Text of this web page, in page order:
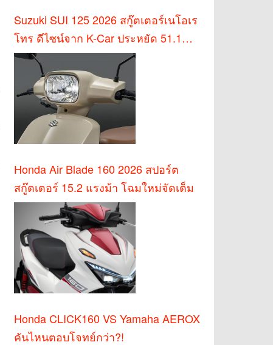
Suzuki SUI 125 2026 สกู๊ตเตอร์เนโอเร
โทร ดีไซน์จาก K-Car ประหยัด 51.1
กม./ล.
Honda Air Blade 160 2026 สปอร์ต
สกู๊ตเตอร์ 15.2 แรงม้า โฉมใหม่จัดเต็ม
Honda CLICK160 VS Yamaha AEROX
คันไหนตอบโจทย์กว่า?!